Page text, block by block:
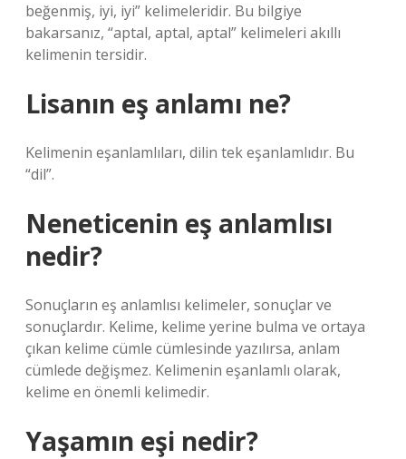
beğenmiş, iyi, iyi” kelimeleridir. Bu bilgiye
bakarsanız, “aptal, aptal, aptal” kelimeleri akıllı
kelimenin tersidir.
Lisanın eş anlamı ne?
Kelimenin eşanlamlıları, dilin tek eşanlamlıdır. Bu
“dil”.
Neneticenin eş anlamlısı
nedir?
Sonuçların eş anlamlısı kelimeler, sonuçlar ve
sonuçlardır. Kelime, kelime yerine bulma ve ortaya
çıkan kelime cümle cümlesinde yazılırsa, anlam
cümlede değişmez. Kelimenin eşanlamlı olarak,
kelime en önemli kelimedir.
Yaşamın eşi nedir?